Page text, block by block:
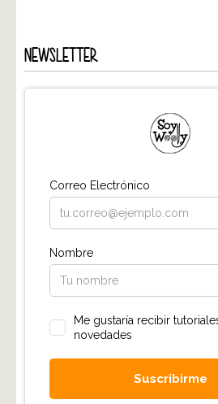
NEWSLETTER